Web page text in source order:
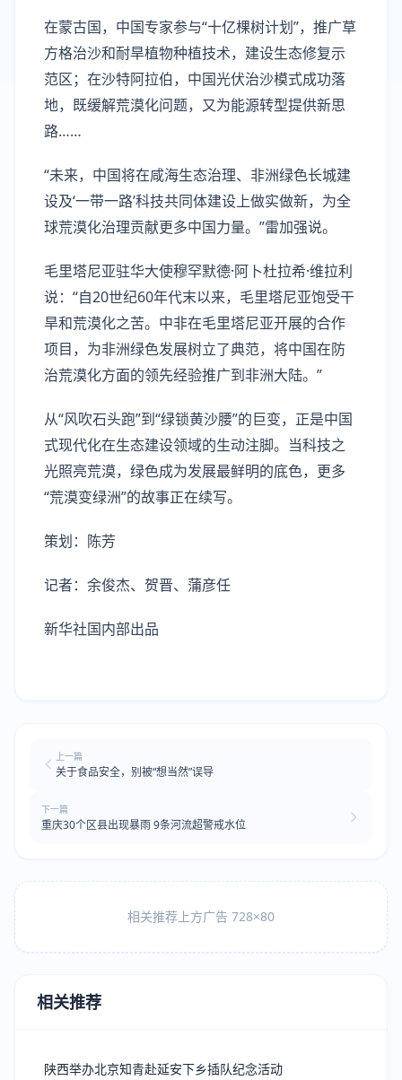
在蒙古国，中国专家参与“十亿棵树计划”，推广草
方格治沙和耐旱植物种植技术，建设生态修复示
范区；在沙特阿拉伯，中国光伏治沙模式成功落
地，既缓解荒漠化问题，又为能源转型提供新思
路……
“未来，中国将在咸海生态治理、非洲绿色长城建
设及‘一带一路’科技共同体建设上做实做新，为全
球荒漠化治理贡献更多中国力量。”雷加强说。
毛里塔尼亚驻华大使穆罕默德·阿卜杜拉希·维拉利
说：“自20世纪60年代末以来，毛里塔尼亚饱受干
旱和荒漠化之苦。中非在毛里塔尼亚开展的合作
项目，为非洲绿色发展树立了典范，将中国在防
治荒漠化方面的领先经验推广到非洲大陆。”
从“风吹石头跑”到“绿锁黄沙腰”的巨变，正是中国
式现代化在生态建设领域的生动注脚。当科技之
光照亮荒漠，绿色成为发展最鲜明的底色，更多
“荒漠变绿洲”的故事正在续写。
策划：陈芳
记者：余俊杰、贺晋、蒲彦任
新华社国内部出品
上一篇
关于食品安全，别被“想当然”误导
下一篇
重庆30个区县出现暴雨 9条河流超警戒水位
相关推荐上方广告 728×80
相关推荐
陕西举办北京知青赴延安下乡插队纪念活动